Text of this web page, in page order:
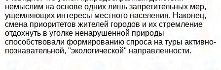
немыслим на основе одних лишь запретительных мер,
ущемляющих интересы местного населения. Наконец,
смена приоритетов жителей городов и их стремление
отдохнуть в уголке ненарушенной природы
способствовали формированию спроса на туры активно-
познавательной, "экологической" направленности.